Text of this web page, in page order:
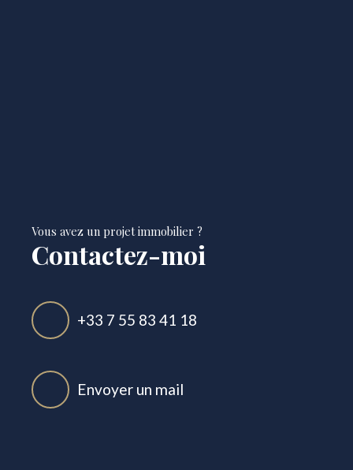
Vous avez un projet immobilier ?
Contactez-moi
+33 7 55 83 41 18
Envoyer un mail